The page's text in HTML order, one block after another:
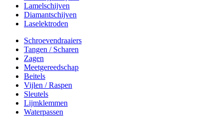
Lamelschijven
Diamantschijven
Laselektroden
Schroevendraaiers
Tangen / Scharen
Zagen
Meetgereedschap
Beitels
Vijlen / Raspen
Sleutels
Lijmklemmen
Waterpassen